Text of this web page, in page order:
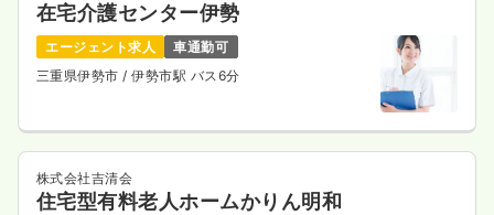
在宅介護センター伊勢
エージェント求人
車通勤可
三重県伊勢市 / 伊勢市駅 バス6分
株式会社吉清会
住宅型有料老人ホームかりん明和